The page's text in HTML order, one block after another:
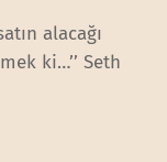
alacağı
ki…’’ Seth